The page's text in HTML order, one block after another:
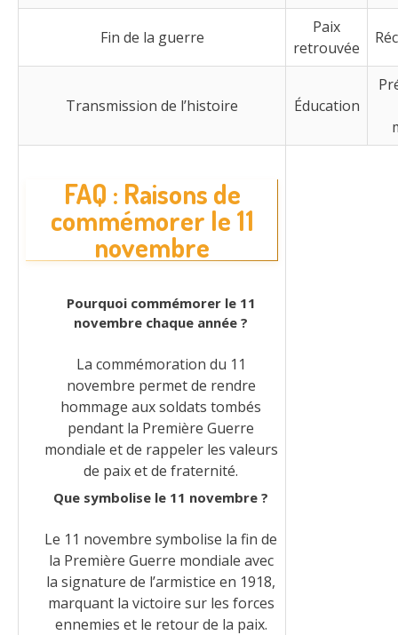
Fin de la guerre
Paix
retrouvée
Transmission de l’histoire Éducation
FAQ : Raisons de
commémorer le 11
novembre
Pourquoi commémorer le 11
novembre chaque année ?
La commémoration du 11
novembre permet de rendre
hommage aux soldats tombés
pendant la Première Guerre
mondiale et de rappeler les valeurs
de paix et de fraternité.
Que symbolise le 11 novembre ?
Le 11 novembre symbolise la fin de
la Première Guerre mondiale avec
la signature de l’armistice en 1918,
marquant la victoire sur les forces
ennemies et le retour de la paix.